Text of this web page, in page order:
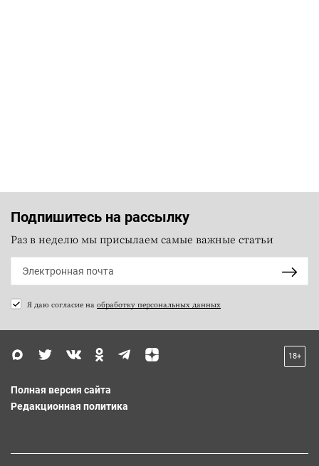
Подпишитесь на рассылку
Раз в неделю мы присылаем самые важные статьи
Я даю согласие на обработку персональных данных
18+
Полная версия сайта
Редакционная политика